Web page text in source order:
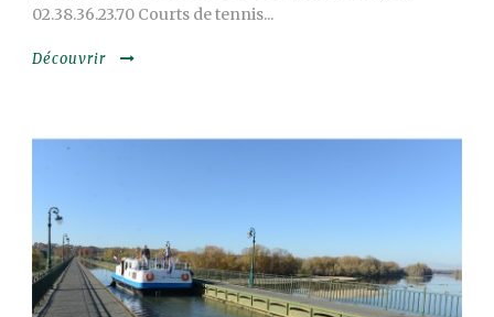
02.38.36.23.70 Courts de tennis...
Découvrir